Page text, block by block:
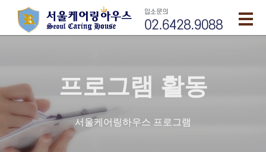
프로그램 활동
서울케어링하우스 프로그램